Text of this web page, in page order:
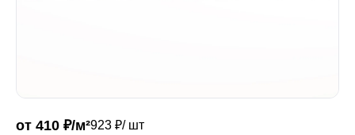
Профили для гипсокартона
от 410 ₽/м²923 ₽/ шт